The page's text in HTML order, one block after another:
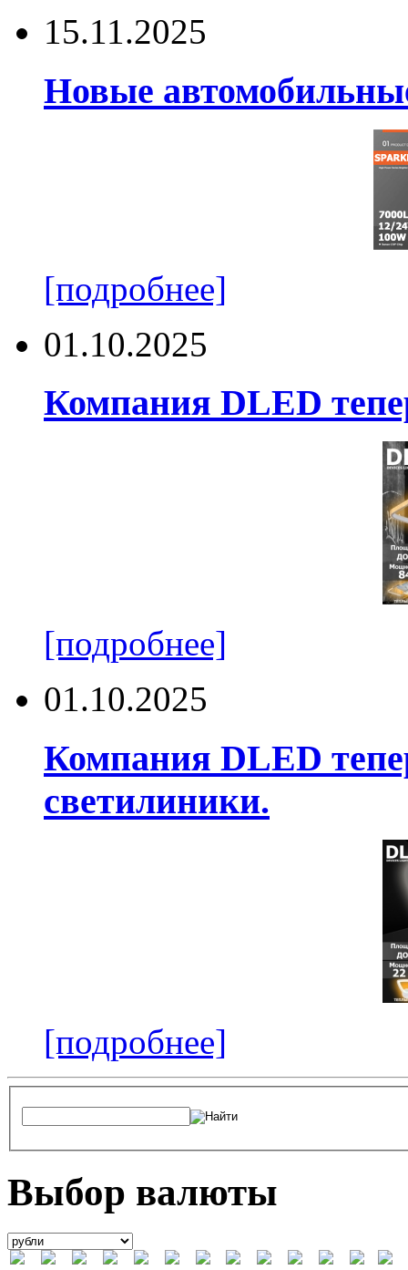
15.11.2025
Новые
[подробнее]
01.10.2025
Компания DLED
[подробнее]
01.10.2025
Компания DLED
светилиники.
[подробнее]
Выбор валюты